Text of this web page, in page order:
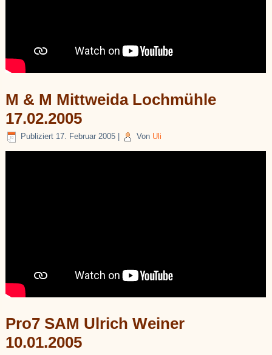
M & M Mittweida Lochmühle
17.02.2005
Publiziert 17. Februar 2005 Von Uli
Pro7 SAM Ulrich Weiner
10.01.2005